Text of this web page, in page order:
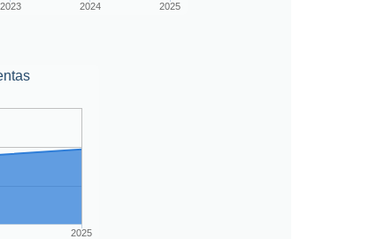
2023 2024 2025
2025